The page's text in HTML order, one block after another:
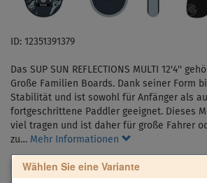
ID: 12351391379
Das SUP SUN REFLECTIONS MULTI 12'4''
Große Familien Boards. Dank seiner Form
Stabilität und ist sowohl für Anfänger als
fortgeschrittene Paddler geeignet. Dieses
viel tragen und ist daher für große Fahrer
zu… Mehr Informationen
Wählen Sie eine Variante